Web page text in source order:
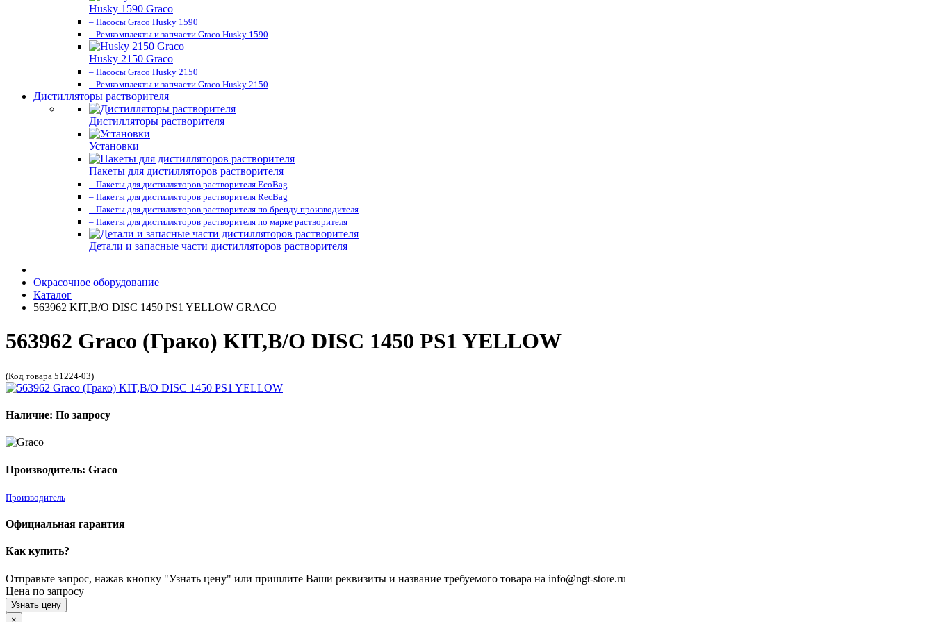
Husky 1590 Graco
– Насосы Graco Husky 1590
– Ремкомплекты и запчасти Graco Husky 1590
Husky 2150 Graco
– Насосы Graco Husky 2150
– Ремкомплекты и запчасти Graco Husky 2150
Дистилляторы растворителя
Дистилляторы растворителя
Установки
Пакеты для дистилляторов растворителя
– Пакеты для дистилляторов растворителя EcoBag
– Пакеты для дистилляторов растворителя RecBag
– Пакеты для дистилляторов растворителя по бренду производителя
– Пакеты для дистилляторов растворителя по марке растворителя
Детали и запасные части дистилляторов растворителя
Окрасочное оборудование
Каталог
563962 KIT,B/O DISC 1450 PS1 YELLOW GRACO
563962 Graco (Грако) KIT,B/O DISC 1450 PS1 YELLOW
(Код товара 51224-03)
Наличие: По запросу
Производитель: Graco
Производитель
Официальная гарантия
Как купить?
Отправьте запрос, нажав кнопку "Узнать цену" или пришлите Ваши реквизиты и название требуемого товара на info@ngt-store.ru
Цена по запросу
Узнать цену
×